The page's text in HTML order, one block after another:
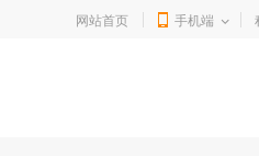
网站首页 手机端